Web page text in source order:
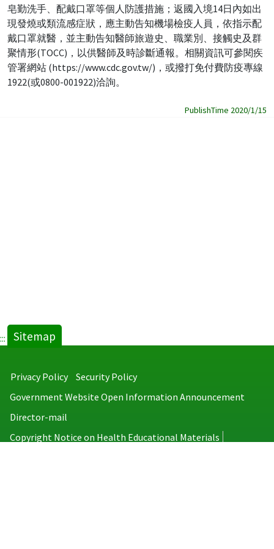
皂勤洗手、配戴口罩等個人防護措施；返國入境14日內如出
現發燒或類流感症狀，應主動告知機場檢疫人員，依指示配
戴口罩就醫，並主動告知醫師旅遊史、職業別、接觸史及群
聚情形(TOCC)，以供醫師及時診斷通報。相關資訊可參閱疾
管署網站 (https://www.cdc.gov.tw/)，或撥打免付費防疫專線
1922(或0800-001922)洽詢。
PublishTime 2020/1/15
::: Sitemap
Privacy Policy
Security Policy
Government Website Open Information Announcement
Director-mail
Copyright Notice on Health Educational Materials